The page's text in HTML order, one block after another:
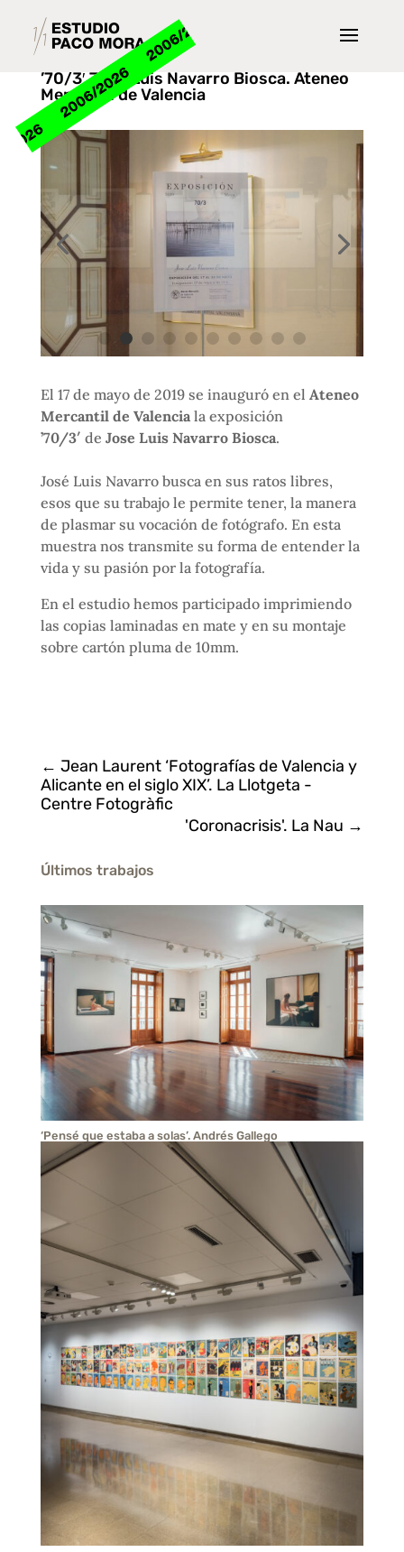
’70/3′ José Luis Navarro Biosca. Ateneo
Mercantil de Valencia
El 17 de mayo de 2019 se inauguró en el Ateneo
Mercantil de Valenciala exposición
’70/3′ de Jose Luis Navarro Biosca.⁣
⁣José Luis Navarro busca en sus ratos libres,
esos que su trabajo le permite tener, la manera
de plasmar su vocación de fotógrafo. En esta
muestra nos transmite su forma de entender la
vida y su pasión por la fotografía.
En el estudio hemos participado imprimiendo
las copias laminadas en mate y en su montaje
sobre cartón pluma de 10mm.
← Jean Laurent ‘Fotografías de Valencia y
Alicante en el siglo XIX’. La Llotgeta -
Centre Fotogràfic
'Coronacrisis'. La Nau →
Últimos trabajos
‘Pensé que estaba a solas’. Andrés Gallego